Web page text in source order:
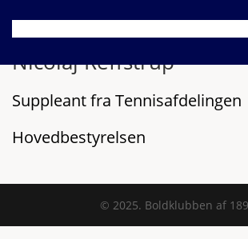
Nicolaj Reffstrup
Suppleant fra Tennisafdelingen
Hovedbestyrelsen
© 2025. Boldklubben af